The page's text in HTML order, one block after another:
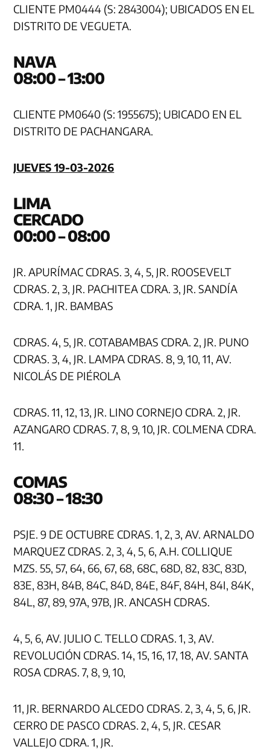
CLIENTE PM0444 (S: 2843004); UBICADOS EN EL
DISTRITO DE VEGUETA.
08:00 – 13:00
CLIENTE PM0640 (S: 1955675); UBICADO EN EL
DISTRITO DE PACHANGARA.
JUEVES 19-03-2026
LIMA
00:00 – 08:00
JR. APURÍMAC CDRAS. 3, 4, 5, JR. ROOSEVELT
CDRAS. 2, 3, JR. PACHITEA CDRA. 3, JR. SANDÍA
CDRA. 1, JR. BAMBAS
CDRAS. 4, 5, JR. COTABAMBAS CDRA. 2, JR. PUNO
CDRAS. 3, 4, JR. LAMPA CDRAS. 8, 9, 10, 11, AV.
NICOLÁS DE PIÉROLA
CDRAS. 11, 12, 13, JR. LINO CORNEJO CDRA. 2, JR.
AZANGARO CDRAS. 7, 8, 9, 10, JR. COLMENA CDRA.
11.
08:30 – 18:30
PSJE. 9 DE OCTUBRE CDRAS. 1, 2, 3, AV. ARNALDO
MARQUEZ CDRAS. 2, 3, 4, 5, 6, A.H. COLLIQUE
MZS. 55, 57, 64, 66, 67, 68, 68C, 68D, 82, 83C, 83D,
83E, 83H, 84B, 84C, 84D, 84E, 84F, 84H, 84I, 84K,
84L, 87, 89, 97A, 97B, JR. ANCASH CDRAS.
4, 5, 6, AV. JULIO C. TELLO CDRAS. 1, 3, AV.
REVOLUCIÓN CDRAS. 14, 15, 16, 17, 18, AV. SANTA
ROSA CDRAS. 7, 8, 9, 10,
11, JR. BERNARDO ALCEDO CDRAS. 2, 3, 4, 5, 6, JR.
CERRO DE PASCO CDRAS. 2, 4, 5, JR. CESAR
VALLEJO CDRA. 1, JR.